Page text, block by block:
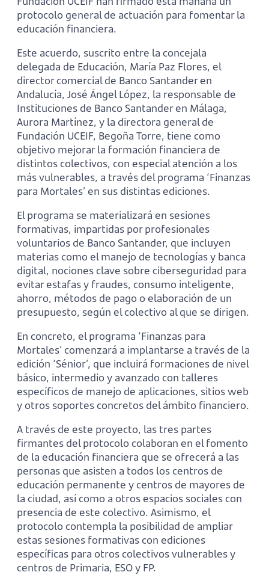
protocolo general de actuación para fomentar la
educación financiera.
Este acuerdo, suscrito entre la concejala
delegada de Educación, María Paz Flores, el
director comercial de Banco Santander en
Andalucía, José Ángel López, la responsable de
Instituciones de Banco Santander en Málaga,
Aurora Martínez, y la directora general de
Fundación UCEIF, Begoña Torre, tiene como
objetivo mejorar la formación financiera de
distintos colectivos, con especial atención a los
más vulnerables, a través del programa ‘Finanzas
para Mortales’ en sus distintas ediciones.
El programa se materializará en sesiones
formativas, impartidas por profesionales
voluntarios de Banco Santander, que incluyen
materias como el manejo de tecnologías y banca
digital, nociones clave sobre ciberseguridad para
evitar estafas y fraudes, consumo inteligente,
ahorro, métodos de pago o elaboración de un
presupuesto, según el colectivo al que se dirigen.
En concreto, el programa ‘Finanzas para
Mortales’ comenzará a implantarse a través de la
edición ‘Sénior’, que incluirá formaciones de nivel
básico, intermedio y avanzado con talleres
específicos de manejo de aplicaciones, sitios web
y otros soportes concretos del ámbito financiero.
A través de este proyecto, las tres partes
firmantes del protocolo colaboran en el fomento
de la educación financiera que se ofrecerá a las
personas que asisten a todos los centros de
educación permanente y centros de mayores de
la ciudad, así como a otros espacios sociales con
presencia de este colectivo. Asimismo, el
protocolo contempla la posibilidad de ampliar
estas sesiones formativas con ediciones
específicas para otros colectivos vulnerables y
centros de Primaria, ESO y FP.